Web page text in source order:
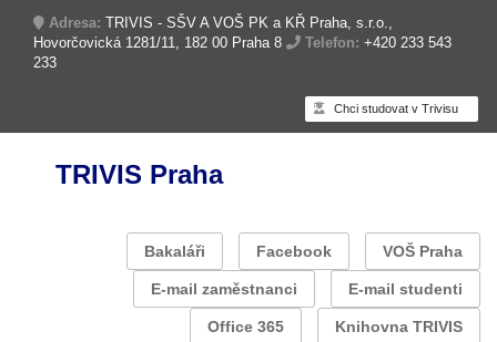
Adresa: TRIVIS - SŠV A VOŠ PK a KŘ Praha, s.r.o.,
Hovorčovická 1281/11, 182 00 Praha 8
Telefon: +420 233 543
233
Chci studovat v Trivisu
TRIVIS Praha
Bakaláři Facebook VOŠ Praha
E-mail zaměstnanci E-mail studenti
Office 365 Knihovna TRIVIS